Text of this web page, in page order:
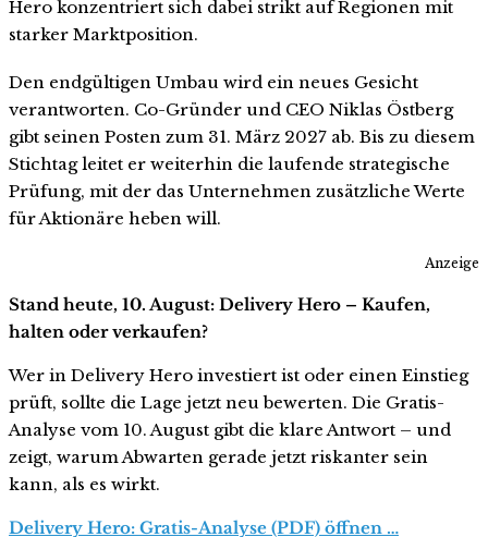
Hero konzentriert sich dabei strikt auf Regionen mit
starker Marktposition.
Den endgültigen Umbau wird ein neues Gesicht
verantworten. Co-Gründer und CEO Niklas Östberg
gibt seinen Posten zum 31. März 2027 ab. Bis zu diesem
Stichtag leitet er weiterhin die laufende strategische
Prüfung, mit der das Unternehmen zusätzliche Werte
für Aktionäre heben will.
Anzeige
Stand heute, 10. August: Delivery Hero – Kaufen,
halten oder verkaufen?
Wer in Delivery Hero investiert ist oder einen Einstieg
prüft, sollte die Lage jetzt neu bewerten. Die Gratis-
Analyse vom 10. August gibt die klare Antwort – und
zeigt, warum Abwarten gerade jetzt riskanter sein
kann, als es wirkt.
Delivery Hero: Gratis-Analyse (PDF) öffnen …